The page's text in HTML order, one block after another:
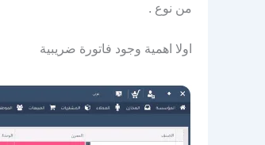
من نوع .
اولا اهمية وجود فاتورة ضريبية